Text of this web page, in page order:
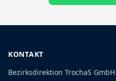
KONTAKT
Bezirksdirektion TrochaS GmbH